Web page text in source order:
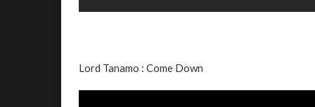
Lord Tanamo : Come Down